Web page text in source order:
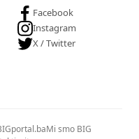
Facebook
Instagram
X / Twitter
Mi smo BIG